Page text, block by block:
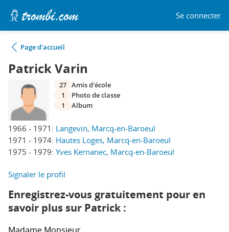
Se connecter
Page d'accueil
Patrick Varin
1966 - 1971: Langevin, Marcq-en-Baroeul
1971 - 1974: Hautes Loges, Marcq-en-Baroeul
1975 - 1979: Yves Kernanec, Marcq-en-Baroeul
27 Amis d'école
1
Photo de classe
1
Album
Signaler le profil
Enregistrez-vous gratuitement pour en
savoir plus sur Patrick :